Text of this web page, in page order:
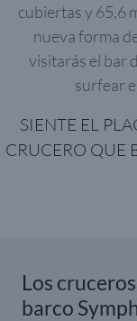
cubiertas y 65,6
nueva forma
visitarás el bar
surfear
SIENTE EL
CRUCERO QUE
Los cruceros
barco